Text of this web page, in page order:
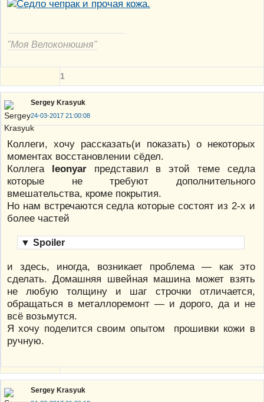
"Моя Велоконюшня"
1
Sergey Krasyuk
24-03-2017 21:00:08
Коллеги, хочу рассказать(и показать) о некоторых
моментах восстановлении сёдел.
Коллега leonyarпредставил в этой теме седла
которые не требуют дополнительного
вмешательства, кроме покрытия.
Но нам встречаются седла которые состоят из 2-х и
более частей
▼ Spoiler
и здесь, иногда, возникает проблема — как это
сделать. Домашняя швейная машина может взять
не любую толщину и шаг строчки отличается,
обращаться в металлоремонт — и дорого, да и не
всё возьмутся.
Я хочу поделится своим опытом прошивки кожи в
ручную.
Sergey Krasyuk